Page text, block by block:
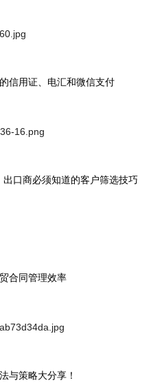
信用证、电汇和微信支付
口商必须知道的客户筛选技巧
合同管理效率
与策略大分享！